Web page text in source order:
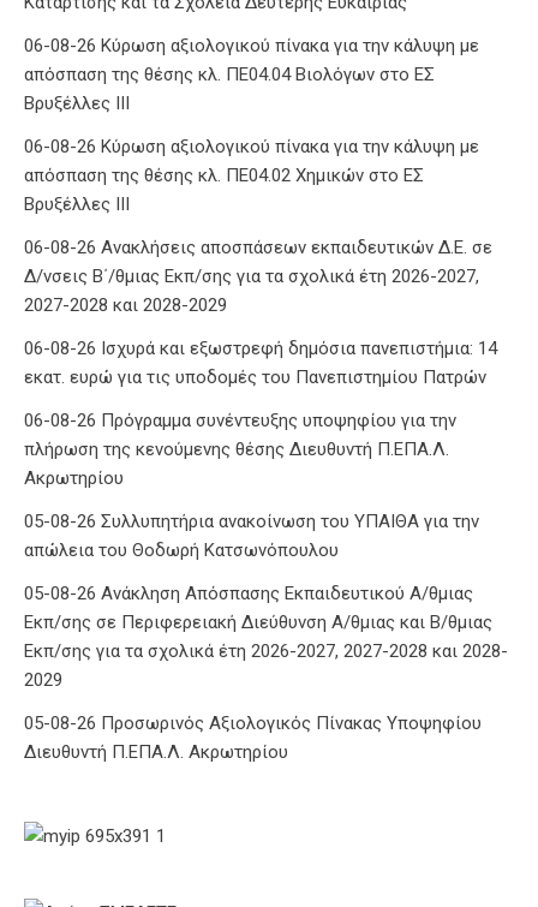
Βρυξέλλες ΙΙΙ
06-08-26 Κύρωση αξιολογικού πίνακα για την κάλυψη με
απόσπαση της θέσης κλ. ΠΕ04.02 Χημικών στο ΕΣ
Βρυξέλλες ΙΙΙ
06-08-26 Ανακλήσεις αποσπάσεων εκπαιδευτικών Δ.Ε. σε
Δ/νσεις Β΄/θμιας Εκπ/σης για τα σχολικά έτη 2026-2027,
2027-2028 και 2028-2029
06-08-26 Ισχυρά και εξωστρεφή δημόσια πανεπιστήμια: 14
εκατ. ευρώ για τις υποδομές του Πανεπιστημίου Πατρών
πλήρωση της κενούμενης θέσης Διευθυντή Π.ΕΠΑ.Λ.
Ακρωτηρίου
05-08-26 Συλλυπητήρια ανακοίνωση του ΥΠΑΙΘΑ για την
απώλεια του Θοδωρή Κατσωνόπουλου
Εκπ/σης σε Περιφερειακή Διεύθυνση Α/θμιας και Β/θμιας
Εκπ/σης για τα σχολικά έτη 2026-2027, 2027-2028 και 2028-
2029
05-08-26 Προσωρινός Αξιολογικός Πίνακας Υποψηφίου
Διευθυντή Π.ΕΠΑ.Λ. Ακρωτηρίου